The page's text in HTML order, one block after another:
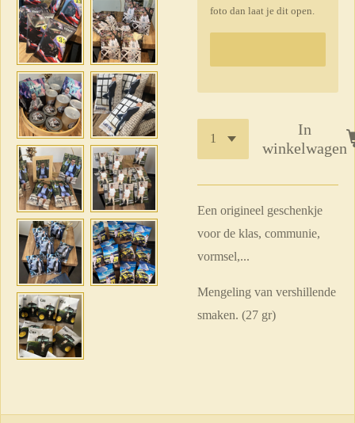
foto dan laat je dit open.
In
winkelwagen
Een origineel geschenkje
voor de klas, communie,
vormsel,...
Mengeling van vershillende
smaken. (27 gr)